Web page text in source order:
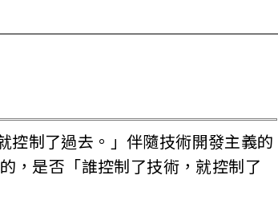
控制了過去。」伴隨技術開發主義的
，是否「誰控制了技術，就控制了